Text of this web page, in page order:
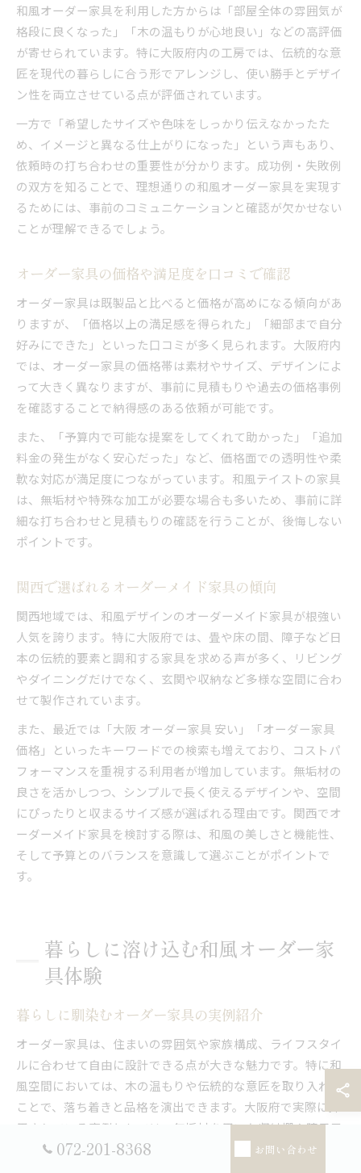
和風オーダー家具を利用した方からは「部屋全体の雰囲気が
格段に良くなった」「木の温もりが心地良い」などの高評価
が寄せられています。特に大阪府内の工房では、伝統的な意
匠を現代の暮らしに合う形でアレンジし、使い勝手とデザイ
ン性を両立させている点が評価されています。
一方で「希望したサイズや色味をしっかり伝えなかったた
め、イメージと異なる仕上がりになった」という声もあり、
依頼時の打ち合わせの重要性が分かります。成功例・失敗例
の双方を知ることで、理想通りの和風オーダー家具を実現す
るためには、事前のコミュニケーションと確認が欠かせない
ことが理解できるでしょう。
オーダー家具の価格や満足度を口コミで確認
オーダー家具は既製品と比べると価格が高めになる傾向があ
りますが、「価格以上の満足感を得られた」「細部まで自分
好みにできた」といった口コミが多く見られます。大阪府内
では、オーダー家具の価格帯は素材やサイズ、デザインによ
って大きく異なりますが、事前に見積もりや過去の価格事例
を確認することで納得感のある依頼が可能です。
また、「予算内で可能な提案をしてくれて助かった」「追加
料金の発生がなく安心だった」など、価格面での透明性や柔
軟な対応が満足度につながっています。和風テイストの家具
は、無垢材や特殊な加工が必要な場合も多いため、事前に詳
細な打ち合わせと見積もりの確認を行うことが、後悔しない
ポイントです。
関西で選ばれるオーダーメイド家具の傾向
関西地域では、和風デザインのオーダーメイド家具が根強い
人気を誇ります。特に大阪府では、畳や床の間、障子など日
本の伝統的要素と調和する家具を求める声が多く、リビング
やダイニングだけでなく、玄関や収納など多様な空間に合わ
せて製作されています。
また、最近では「大阪 オーダー家具 安い」「オーダー家具
価格」といったキーワードでの検索も増えており、コストパ
フォーマンスを重視する利用者が増加しています。無垢材の
良さを活かしつつ、シンプルで長く使えるデザインや、空間
にぴったりと収まるサイズ感が選ばれる理由です。関西でオ
ーダーメイド家具を検討する際は、和風の美しさと機能性、
そして予算とのバランスを意識して選ぶことがポイントで
す。
暮らしに溶け込む和風オーダー家
具体験
暮らしに馴染むオーダー家具の実例紹介
オーダー家具は、住まいの雰囲気や家族構成、ライフスタイ
ルに合わせて自由に設計できる点が大きな魅力です。特に和
風空間においては、木の温もりや伝統的な意匠を取り入れる
ことで、落ち着きと品格を演出できます。大阪府で実際に採
用されている事例としては、無垢材を用いた収納棚や障子風
の引き戸付きキャビネット、畳スペースに合わせたローテー
072-201-8368 お問い合わせ